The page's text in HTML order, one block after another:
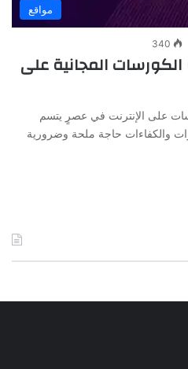
مواقع
340
المجانية على
على الإنترنت في عصرٍ يتسم
والكفاءات حاجة ملحة وضرورية